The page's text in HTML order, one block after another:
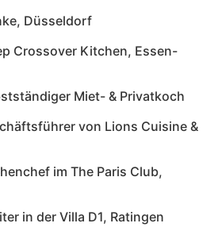
Düsseldorf
Crossover Kitchen, Essen-
Miet- & Privatkoch
von Lions Cuisine &
im The Paris Club,
in der Villa D1, Ratingen